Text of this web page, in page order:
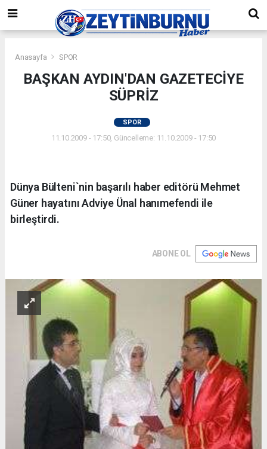
Anasayfa SPOR
BAŞKAN AYDIN'DAN GAZETECİYE
SÜPRİZ
SPOR
11.10.2009 - 17:50, Güncelleme: 11.10.2009 - 17:50
Dünya Bülteni`nin başarılı haber editörü Mehmet
Güner hayatını Adviye Ünal hanımefendi ile
birleştirdi.
ABONE OL